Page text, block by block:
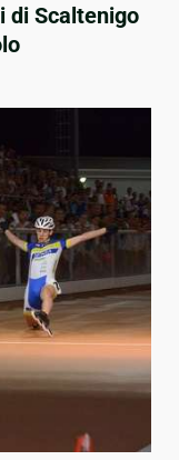
di Scaltenigo